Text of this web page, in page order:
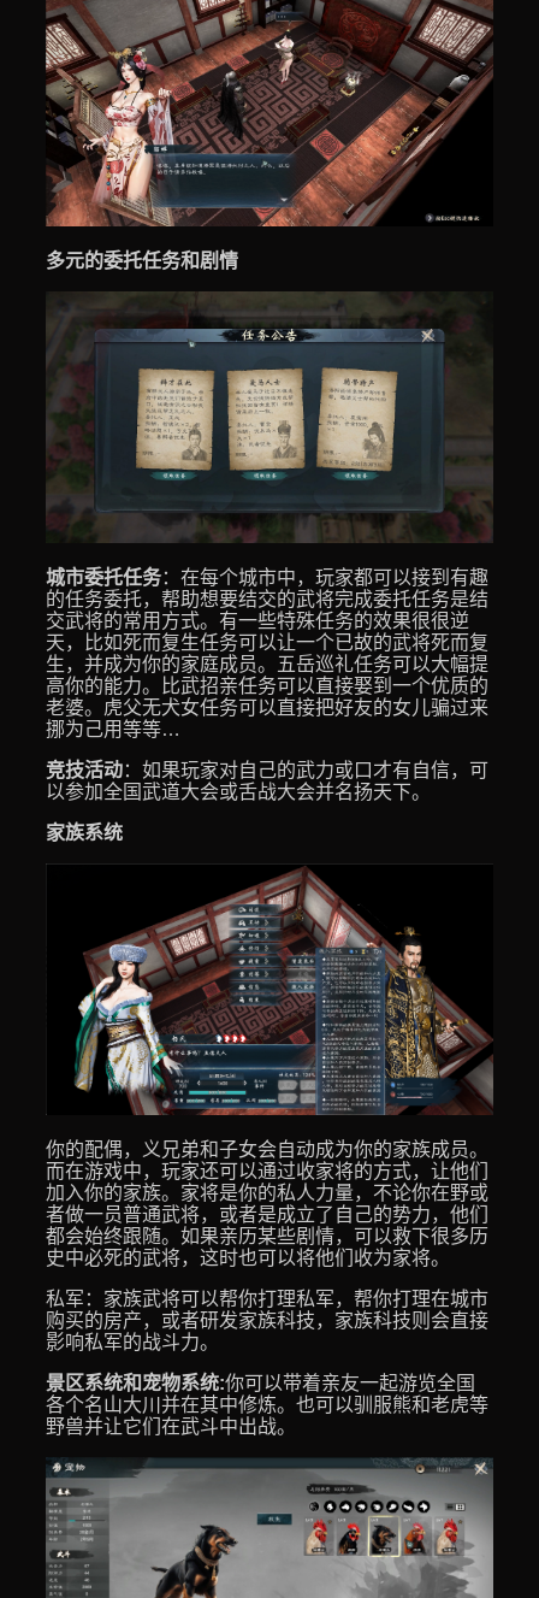
多元的委托任务和剧情
城市委托任务：在每个城市中，玩家都可以接到有趣
的任务委托，帮助想要结交的武将完成委托任务是结
交武将的常用方式。有一些特殊任务的效果很很逆
天，比如死而复生任务可以让一个已故的武将死而复
生，并成为你的家庭成员。五岳巡礼任务可以大幅提
高你的能力。比武招亲任务可以直接娶到一个优质的
老婆。虎父无犬女任务可以直接把好友的女儿骗过来
挪为己用等等…
竞技活动：如果玩家对自己的武力或口才有自信，可
以参加全国武道大会或舌战大会并名扬天下。
家族系统
你的配偶，义兄弟和子女会自动成为你的家族成员。
而在游戏中，玩家还可以通过收家将的方式，让他们
加入你的家族。家将是你的私人力量，不论你在野或
者做一员普通武将，或者是成立了自己的势力，他们
都会始终跟随。如果亲历某些剧情，可以救下很多历
史中必死的武将，这时也可以将他们收为家将。
私军：家族武将可以帮你打理私军，帮你打理在城市
购买的房产，或者研发家族科技，家族科技则会直接
影响私军的战斗力。
景区系统和宠物系统:你可以带着亲友一起游览全国
各个名山大川并在其中修炼。也可以驯服熊和老虎等
野兽并让它们在武斗中出战。